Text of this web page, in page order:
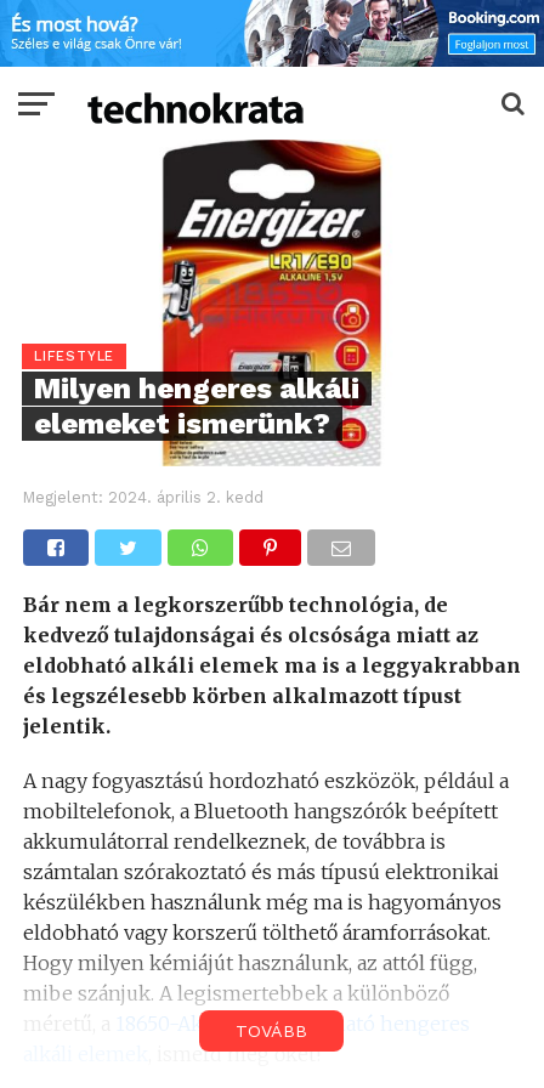
LIFESTYLE
Milyen hengeres alkáli
elemeket ismerünk?
Megjelent: 2024. április 2. kedd
Bár nem a legkorszerűbb technológia, de
kedvező tulajdonságai és olcsósága miatt az
eldobható alkáli elemek ma is a leggyakrabban
és legszélesebb körben alkalmazott típust
jelentik.
A nagy fogyasztású hordozható eszközök, például a
mobiltelefonok, a Bluetooth hangszórók beépített
akkumulátorral rendelkeznek, de továbbra is
számtalan szórakoztató és más típusú elektronikai
készülékben használunk még ma is hagyományos
eldobható vagy korszerű tölthető áramforrásokat.
Hogy milyen kémiájút használunk, az attól függ,
mibe szánjuk. A legismertebbek a különböző
méretű, a
18650-Akku.hu-nál kapható hengeres
, ismerd meg őket!
TOVÁBB